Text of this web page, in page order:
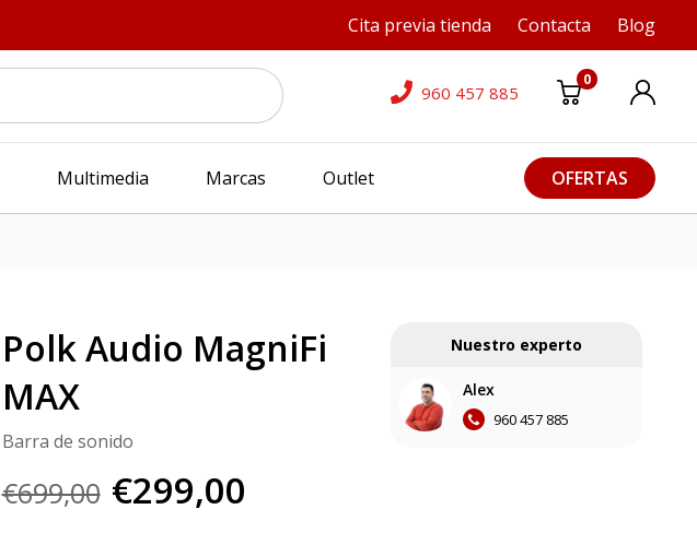
Cita previa tienda Contacta Blog
960 457 885
0
Multimedia Marcas Outlet OFERTAS
Polk Audio MagniFi
MAX
Barra de sonido
€699,00 €299,00
Nuestro experto
Alex
960 457 885